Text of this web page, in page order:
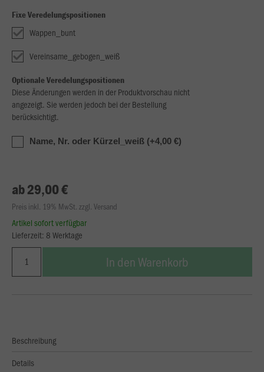
Fixe Veredelungspositionen
Wappen_bunt
Vereinsame_gebogen_weiß
Optionale Veredelungspositionen
Diese Änderungen werden in der Produktvorschau nicht
angezeigt. Sie werden jedoch bei der Bestellung
berücksichtigt.
Name, Nr. oder Kürzel_weiß (+4,00 €)
ab 29,00 €
Preis inkl. 19% MwSt. zzgl. Versand
Artikel sofort verfügbar
Lieferzeit: 8 Werktage
In den Warenkorb
Beschreibung
Details